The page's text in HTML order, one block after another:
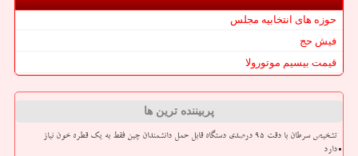
حوزه های انتخابیه مجلس
فیش حج
قیمت بیسیم موتورولا
پربیننده ترین ها
تشخیص سرطان با دقت ۹۵ درصدی دستگاه قابل حمل دانشمندان چین فقط به یک قطره خون نیاز
دارد